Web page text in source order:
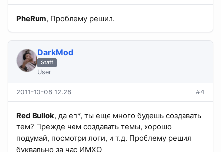
PheRum, Проблему решил.
DarkMod
Staff
User
2011-10-08 12:28 #4
Red Bullok, да еп*, ты еще много будешь создавать
тем? Прежде чем создавать темы, хорошо
подумай, посмотри логи, и т.д. Проблему решил
буквально за час ИМХО